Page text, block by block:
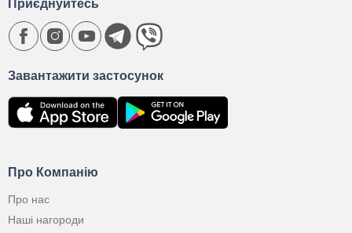
Про Компанію
Про нас
Наші нагороди
Завантажити застосунок
Приєднуйтесь